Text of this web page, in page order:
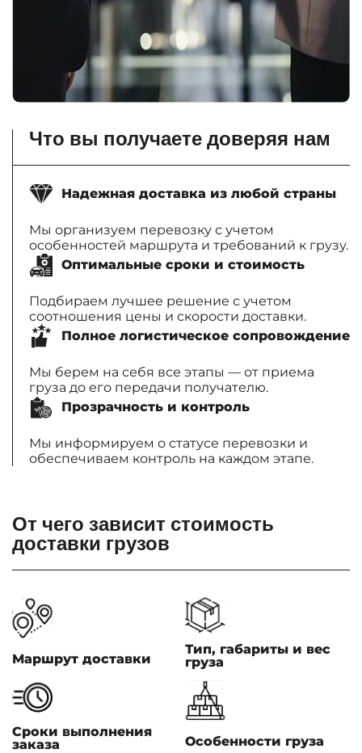
Что вы получаете доверяя нам
Надежная доставка из любой страны
Мы организуем перевозку с учетом
особенностей маршрута и требований к грузу.
Оптимальные сроки и стоимость
Подбираем лучшее решение с учетом
соотношения цены и скорости доставки.
Полное логистическое сопровождение
Мы берем на себя все этапы — от приема
груза до его передачи получателю.
Прозрачность и контроль
Мы информируем о статусе перевозки и
обеспечиваем контроль на каждом этапе.
От чего зависит стоимость
доставки грузов
Маршрут доставки
Тип, габариты и вес
груза
Сроки выполнения
заказа
Особенности груза